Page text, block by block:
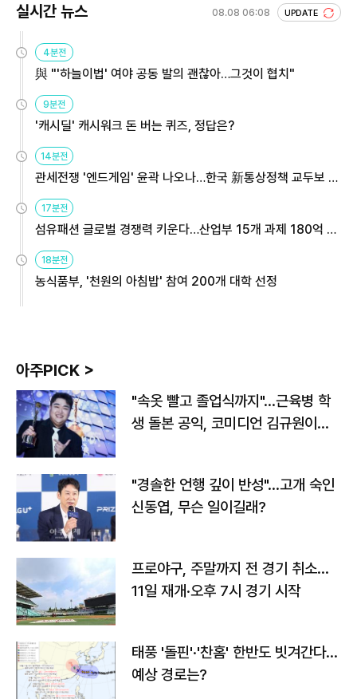
실시간 뉴스 08.08 06:08 UPDATE
4분전
與 "'하늘이법' 여야 공동 발의 괜찮아…그것이 협치"
9분전
'캐시딜' 캐시워크 돈 버는 퀴즈, 정답은?
14분전
관세전쟁 '엔드게임' 윤곽 나오나…한국 新통상정책 교두보 활
용해야
17분전
섬유패션 글로벌 경쟁력 키운다…산업부 15개 과제 180억 지
원
18분전
농식품부, '천원의 아침밥' 참여 200개 대학 선정
아주PICK >
"속옷 빨고 졸업식까지"…근육병 학
생 돌본 공익, 코미디언 김규원이었
"경솔한 언행 깊이 반성"…고개 숙인
신동엽, 무슨 일이길래?
프로야구, 주말까지 전 경기 취소…
11일 재개·오후 7시 경기 시작
태풍 '돌핀'·'찬홈' 한반도 빗겨간다…
예상 경로는?